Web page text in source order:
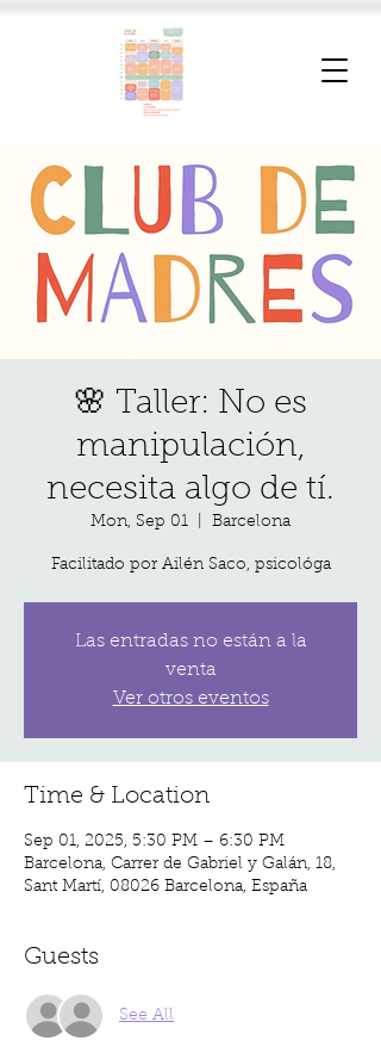
🌸 Taller: No es
manipulación,
necesita algo de tí.
Mon, Sep 01 Barcelona
Facilitado por Ailén Saco, psicológa
Las entradas no están a la
venta
Ver otros eventos
Time & Location
Sep 01, 2025, 5:30 PM – 6:30 PM
Barcelona, Carrer de Gabriel y Galán, 18,
Sant Martí, 08026 Barcelona, España
Guests
See All